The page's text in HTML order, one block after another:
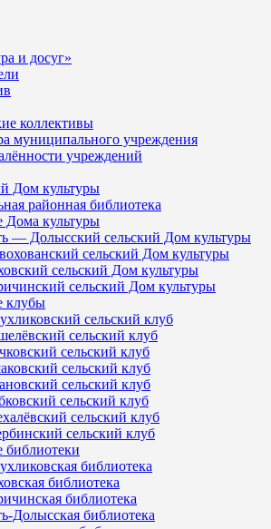
и досуг»
коллективы
муниципального учреждения
учреждений
Дом культуры
районная библиотека
Дома культуры
— Долысский сельский Дом культуры
сельский Дом культуры
сельский Дом культуры
сельский Дом культуры
клубы
сельский клуб
сельский клуб
сельский клуб
сельский клуб
сельский клуб
сельский клуб
сельский клуб
сельский клуб
библиотеки
библиотека
библиотека
библиотека
Долысская библиотека